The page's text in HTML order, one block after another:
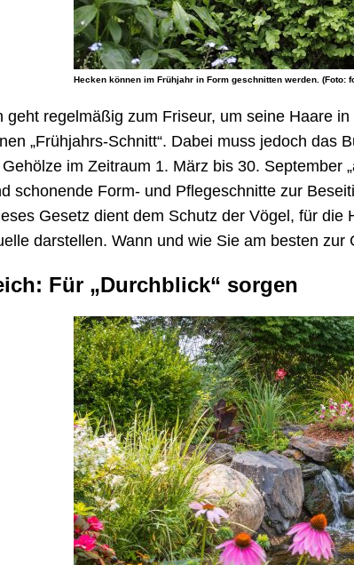
Hecken können im Frühjahr in Form geschnitten werden. (Foto:
geht regelmäßig zum Friseur, um seine Haare
„Frühjahrs-Schnitt“. Dabei muss jedoch das
im Zeitraum 1. März bis 30. September
schonende Form- und Pflegeschnitte zur
Gesetz dient dem Schutz der Vögel, für
darstellen. Wann und wie Sie am besten
Für „Durchblick“ sorgen